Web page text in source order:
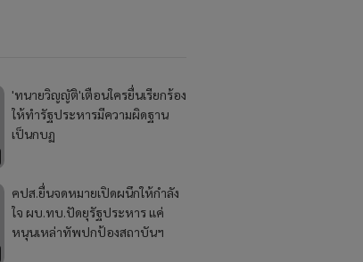
'ทนายวิญญัติ'เตือนใครยื่นเรียกร้อง
ให้ทำรัฐประหารมีความผิดฐาน
เป็นกบฏ
คปส.ยื่นจดหมายเปิดผนึกให้กำลัง
ใจ ผบ.ทบ.ปัดยุรัฐประหาร แค่
หนุนเหล่าทัพปกป้องสถาบันฯ